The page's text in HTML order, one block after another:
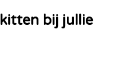
kitten bij jullie